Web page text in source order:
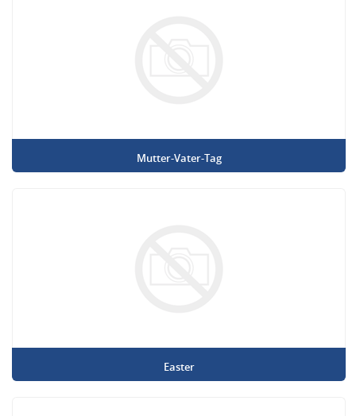
Mutter-Vater-Tag
Easter